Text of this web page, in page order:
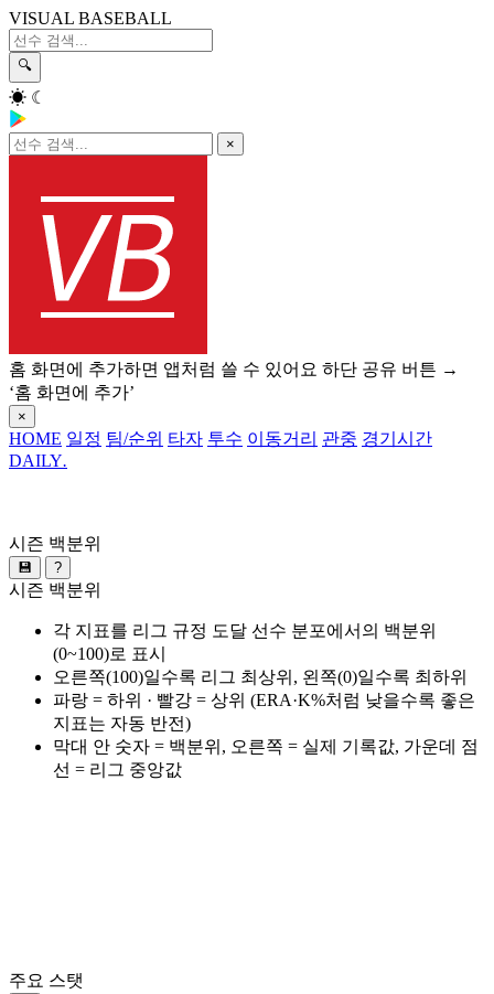
VISUAL BASEBALL
🔍
☀ ☾
×
홈 화면에 추가하면 앱처럼 쓸 수 있어요 하단 공유 버튼 →
‘홈 화면에 추가’
×
HOME 일정 팀/순위 타자 투수 이동거리 관중 경기시간
DAILY.
시즌 백분위
💾 ?
시즌 백분위
각 지표를 리그 규정 도달 선수 분포에서의 백분위
(0~100)로 표시
오른쪽(100)일수록 리그 최상위, 왼쪽(0)일수록 최하위
파랑 = 하위 · 빨강 = 상위 (ERA·K%처럼 낮을수록 좋은
지표는 자동 반전)
막대 안 숫자 = 백분위, 오른쪽 = 실제 기록값, 가운데 점
선 = 리그 중앙값
주요 스탯